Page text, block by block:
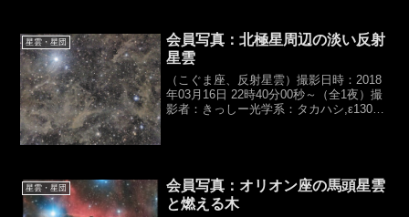
星雲・星団
会員写真：北極星周辺の淡い反射
星雲
（こぐま座、反射星雲）撮影日時：2018
年03月16日 22時40分00秒～（全1夜）撮
影者：きっしー光学系：タカハシ,ε130D
星雲・星団
会員写真：オリオン座の馬頭星雲
と燃える木